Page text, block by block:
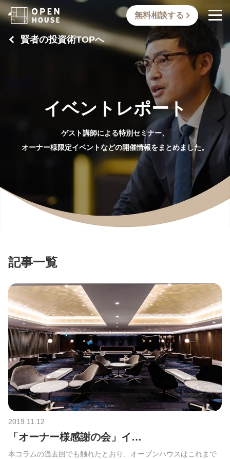
無料相談する
賢者の投資術TOPへ
イベントレポート
ゲスト講師による特別セミナー、
オーナー様限定イベントなどの開催情報をまとめました。
記事一覧
2019.11.12
「オーナー様感謝の会」イ…
本コラムの過去回でも触れたとおり、オープンハウスはこれまで